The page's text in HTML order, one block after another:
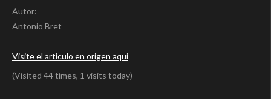
Autor:
Antonio Bret
Visite el articulo en origen aqui
(Visited 44 times, 1 visits today)